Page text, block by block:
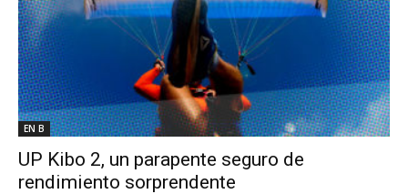
EN B
UP Kibo 2, un parapente seguro de
rendimiento sorprendente